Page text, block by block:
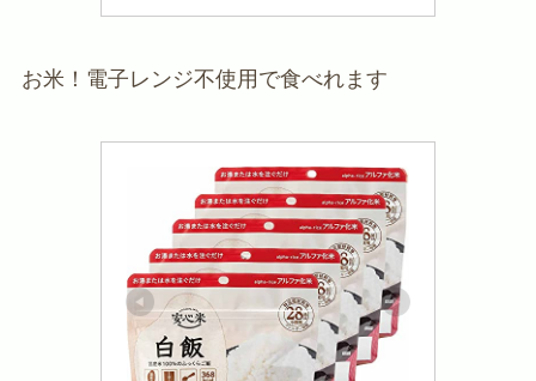
お米！電子レンジ不使用で食べれます